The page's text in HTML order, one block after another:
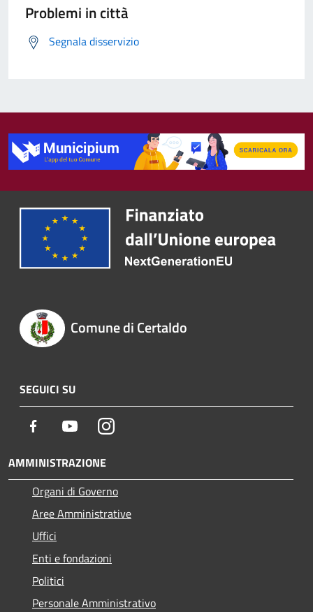
Problemi in città
Segnala disservizio
Comune di Certaldo
SEGUICI SU
Facebook YoutubeInstagram
AMMINISTRAZIONE
Organi di Governo
Aree Amministrative
Uffici
Enti e fondazioni
Politici
Personale Amministrativo